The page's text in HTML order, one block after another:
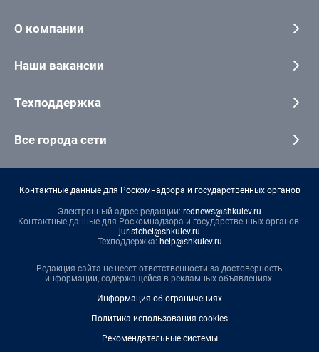
О компании
Наши вакансии
Техподдержка
Все города сети
Контактные данные для Роскомнадзора и государственных органов
Электронный адрес редакции: rednews@shkulev.ru
Контактные данные для Роскомнадзора и государственных органов:
juristchel@shkulev.ru
Техподдержка: help@shkulev.ru
Редакция сайта не несет ответственности за достоверность
информации, содержащейся в рекламных объявлениях.
Информация об ограничениях
Политика использования cookies
Рекомендательные системы